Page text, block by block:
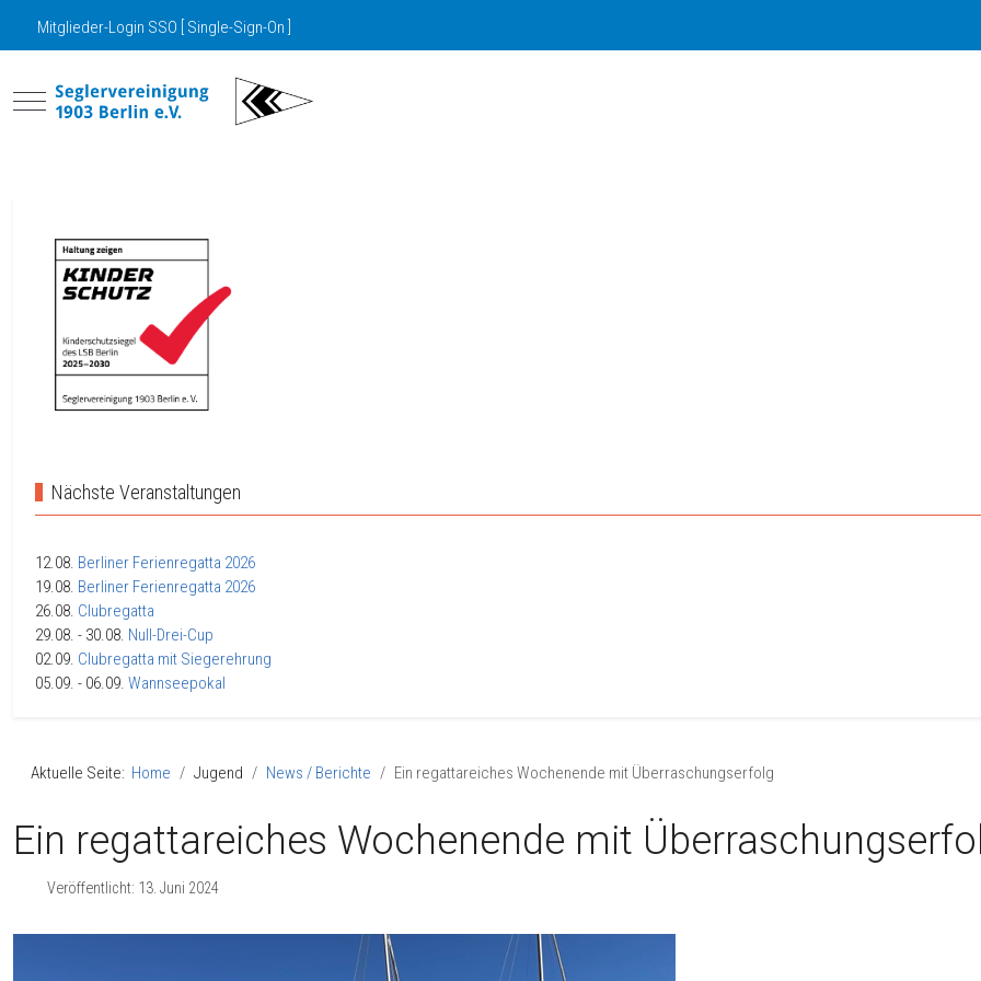
Mitglieder-Login SSO [ Single-Sign-On ]
Mobile Menu Toggle
Nächste Veranstaltungen
12.08. Berliner Ferienregatta 2026
19.08. Berliner Ferienregatta 2026
26.08. Clubregatta
29.08. - 30.08. Null-Drei-Cup
02.09. Clubregatta mit Siegerehrung
05.09. - 06.09. Wannseepokal
Aktuelle Seite: Home Jugend News / Berichte Ein regattareiches Wochenende mit Überraschungserfolg
Ein regattareiches Wochenende mit
Veröffentlicht: 13. Juni 2024